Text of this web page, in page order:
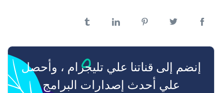
إنضم إلى قناتنا علي تليجرام ، وأحصل
علي أحدث إصدارات البرامج